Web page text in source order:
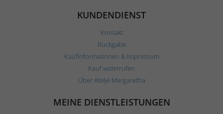
KUNDENDIENST
Kontakt
Rückgabe
Kaufinformationen & Impressum
Kauf widerrufen
Über Ateljé Margaretha
MEINE DIENSTLEISTUNGEN